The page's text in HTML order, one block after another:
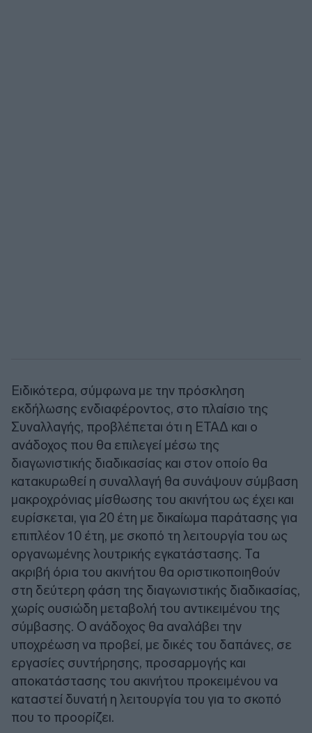
Ειδικότερα, σύμφωνα με την πρόσκληση
εκδήλωσης ενδιαφέροντος, στο πλαίσιο της
Συναλλαγής, προβλέπεται ότι η ΕΤΑΔ και ο
ανάδοχος που θα επιλεγεί μέσω της
διαγωνιστικής διαδικασίας και στον οποίο θα
κατακυρωθεί η συναλλαγή θα συνάψουν σύμβαση
μακροχρόνιας μίσθωσης του ακινήτου ως έχει και
ευρίσκεται, για 20 έτη με δικαίωμα παράτασης για
επιπλέον 10 έτη, με σκοπό τη λειτουργία του ως
οργανωμένης λουτρικής εγκατάστασης. Τα
ακριβή όρια του ακινήτου θα οριστικοποιηθούν
στη δεύτερη φάση της διαγωνιστικής διαδικασίας,
χωρίς ουσιώδη μεταβολή του αντικειμένου της
σύμβασης. Ο ανάδοχος θα αναλάβει την
υποχρέωση να προβεί, με δικές του δαπάνες, σε
εργασίες συντήρησης, προσαρμογής και
αποκατάστασης του ακινήτου προκειμένου να
καταστεί δυνατή η λειτουργία του για το σκοπό
που το προορίζει.